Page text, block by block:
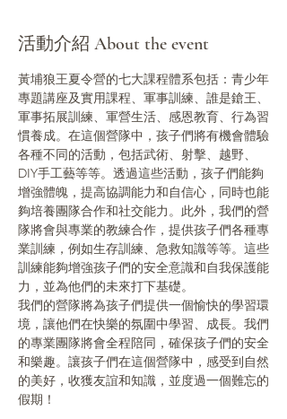
活動介紹 About the event
黃埔狼王夏令營的七大課程體系包括：青少年
專題講座及實用課程、軍事訓練、誰是鎗王、
軍事拓展訓練、軍營生活、感恩教育、行為習
慣養成。在這個營隊中，孩子們將有機會體驗
各種不同的活動，包括武術、射擊、越野、
DIY手工藝等等。透過這些活動，孩子們能夠
增強體魄，提高協調能力和自信心，同時也能
夠培養團隊合作和社交能力。此外，我們的營
隊將會與專業的教練合作，提供孩子們各種專
業訓練，例如生存訓練、急救知識等等。這些
訓練能夠增強孩子們的安全意識和自我保護能
力，並為他們的未來打下基礎。
我們的營隊將為孩子們提供一個愉快的學習環
境，讓他們在快樂的氛圍中學習、成長。我們
的專業團隊將會全程陪同，確保孩子們的安全
和樂趣。讓孩子們在這個營隊中，感受到自然
的美好，收獲友誼和知識，並度過一個難忘的
假期！